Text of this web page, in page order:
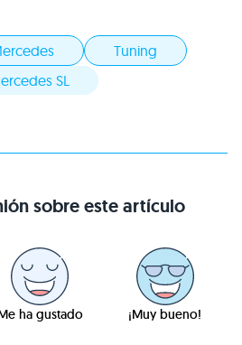
Tuning
SL
sobre este artículo
ha gustado ¡Muy bueno!